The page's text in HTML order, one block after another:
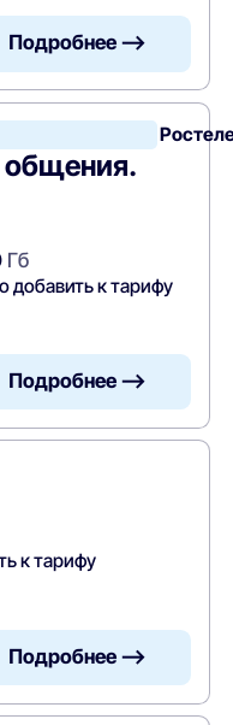
Подробнее —>
общения.
Гб
добавить к тарифу
Подробнее —>
к тарифу
Подробнее —>